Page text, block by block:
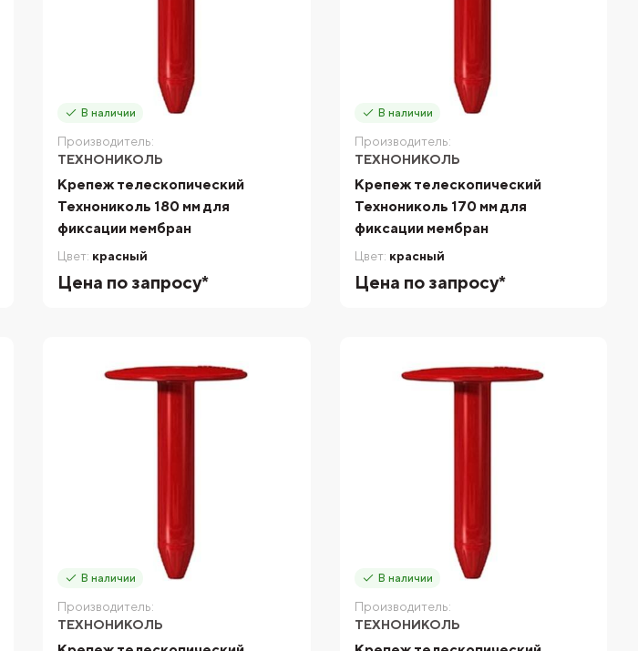
В наличии
Производитель:
ТЕХНОНИКОЛЬ
Крепеж телескопический
Технониколь 180 мм для
фиксации мембран
Цвет: красный
Цена по запросу*
В наличии
Производитель:
ТЕХНОНИКОЛЬ
Крепеж телескопический
Технониколь 170 мм для
фиксации мембран
Цвет: красный
Цена по запросу*
В наличии
Производитель:
ТЕХНОНИКОЛЬ
В наличии
Производитель:
ТЕХНОНИКОЛЬ